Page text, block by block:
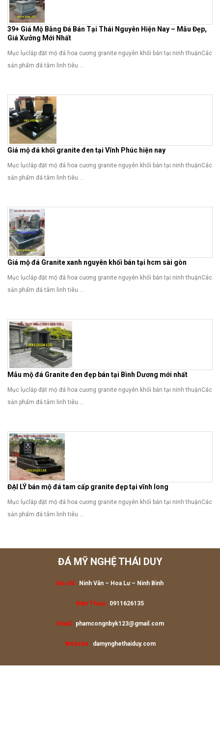
39+ Giá Mộ Bằng Đá Bán Tại Thái Nguyên Hiện Nay – Mẫu Đẹp,
Giá Xưởng Mới Nhất
Mục lụclắp đặt mộ đá hoa cương granite nguyên khối bán tại ninh thuậnCác
sản phẩm đá tâm linh tiêu ...
Giá mộ đá khối granite đen tại Vĩnh Phúc hiện nay
Mục lụclắp đặt mộ đá hoa cương granite nguyên khối bán tại ninh thuậnCác
sản phẩm đá tâm linh tiêu ...
Giá mộ đá Granite xanh nguyên khối bán tại hcm sài gòn
Mục lụclắp đặt mộ đá hoa cương granite nguyên khối bán tại ninh thuậnCác
sản phẩm đá tâm linh tiêu ...
Mẫu mộ đá Granite đen đẹp bán tại Bình Dương mới nhất
Mục lụclắp đặt mộ đá hoa cương granite nguyên khối bán tại ninh thuậnCác
sản phẩm đá tâm linh tiêu ...
ĐẠI LÝ bán mộ đá tam cấp granite đẹp tại vĩnh long
Mục lụclắp đặt mộ đá hoa cương granite nguyên khối bán tại ninh thuậnCác
sản phẩm đá tâm linh tiêu ...
ĐÁ MỸ NGHỆ THÁI DUY
Địa chỉ : Ninh Vân – Hoa Lư – Ninh Bình
Điện Thoại : 0911626135
Email :phamcongnbyk123@gmail.com
Website :damynghethaiduy.com